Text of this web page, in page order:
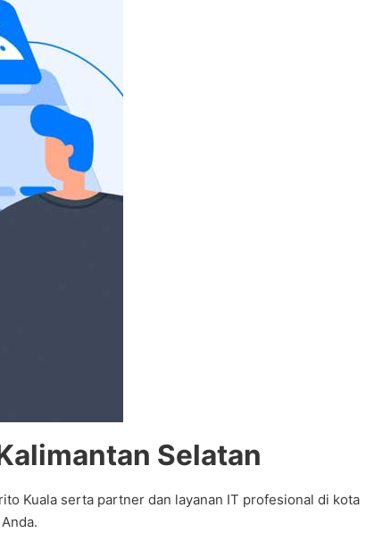
Selatan
Kuala serta partner dan layanan IT profesional di kota